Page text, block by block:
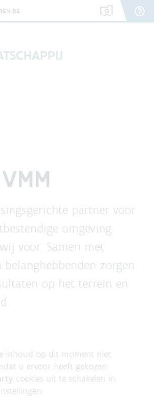
partner voor
omgeving.
voor. Samen met
belanghebbenden zorgen
op het terrein en
inhoud op dit moment niet
u ervoor heeft gekozen
cookies uit te schakelen in